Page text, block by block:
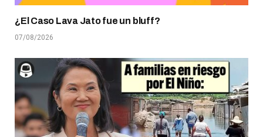
¿El Caso Lava Jato fue un bluff?
07/08/2026